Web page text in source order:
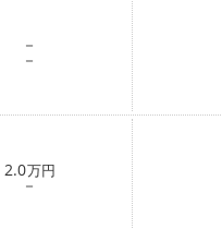
－
－
2.0万円
－